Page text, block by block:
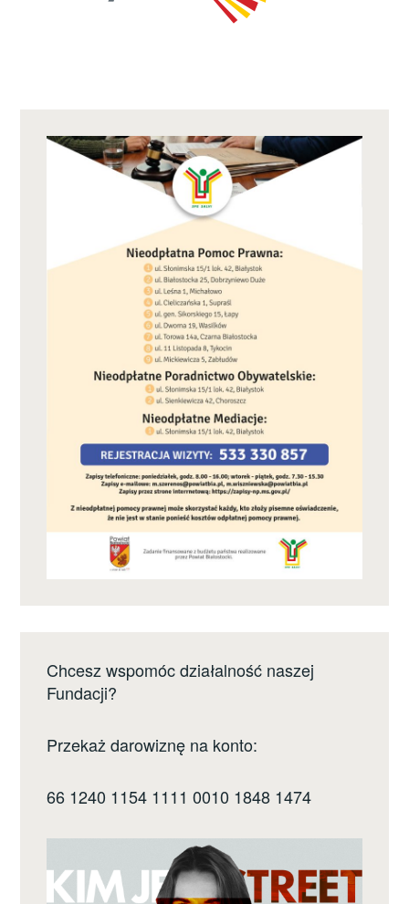
Chcesz wspomóc działalność naszej
Fundacji?
Przekaż darowiznę na konto:
66 1240 1154 1111 0010 1848 1474